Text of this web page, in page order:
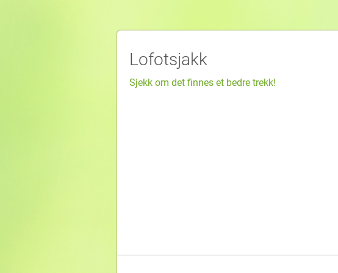
Lofotsjakk
Sjekk om det finnes et bedre trekk!